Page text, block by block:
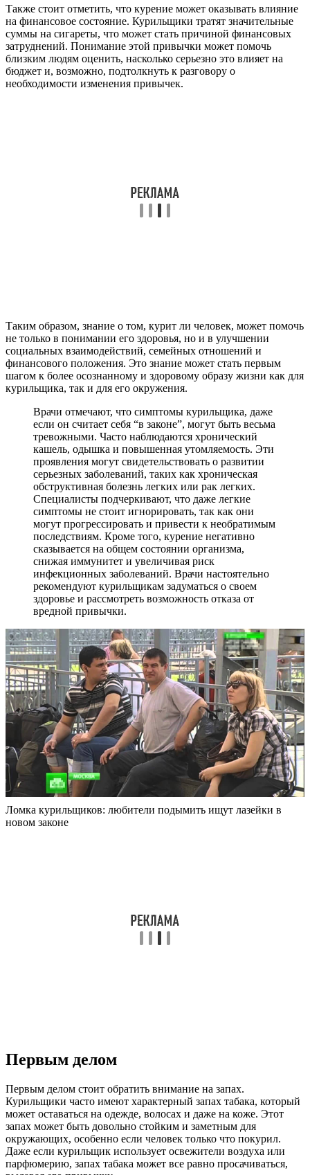
Также стоит отметить, что курение может оказывать влияние
на финансовое состояние. Курильщики тратят значительные
суммы на сигареты, что может стать причиной финансовых
затруднений. Понимание этой привычки может помочь
близким людям оценить, насколько серьезно это влияет на
бюджет и, возможно, подтолкнуть к разговору о
необходимости изменения привычек.
Таким образом, знание о том, курит ли человек, может помочь
не только в понимании его здоровья, но и в улучшении
социальных взаимодействий, семейных отношений и
финансового положения. Это знание может стать первым
шагом к более осознанному и здоровому образу жизни как для
курильщика, так и для его окружения.
Врачи отмечают, что симптомы курильщика, даже
если он считает себя “в законе”, могут быть весьма
тревожными. Часто наблюдаются хронический
кашель, одышка и повышенная утомляемость. Эти
проявления могут свидетельствовать о развитии
серьезных заболеваний, таких как хроническая
обструктивная болезнь легких или рак легких.
Специалисты подчеркивают, что даже легкие
симптомы не стоит игнорировать, так как они
могут прогрессировать и привести к необратимым
последствиям. Кроме того, курение негативно
сказывается на общем состоянии организма,
снижая иммунитет и увеличивая риск
инфекционных заболеваний. Врачи настоятельно
рекомендуют курильщикам задуматься о своем
здоровье и рассмотреть возможность отказа от
вредной привычки.
Ломка курильщиков: любители подымить ищут лазейки в
новом законе
Первым делом
Первым делом стоит обратить внимание на запах.
Курильщики часто имеют характерный запах табака, который
может оставаться на одежде, волосах и даже на коже. Этот
запах может быть довольно стойким и заметным для
окружающих, особенно если человек только что покурил.
Даже если курильщик использует освежители воздуха или
парфюмерию, запах табака может все равно просачиваться,